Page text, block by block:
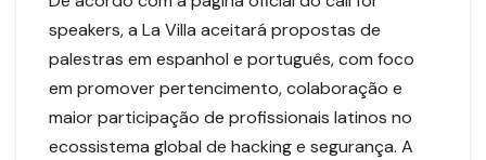
speakers, a La Villa aceitará propostas de
palestras em espanhol e português, com foco
em promover pertencimento, colaboração e
maior participação de profissionais latinos no
ecossistema global de hacking e segurança. A